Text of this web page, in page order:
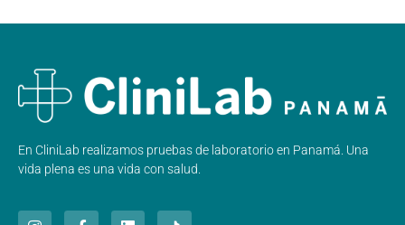
En CliniLab realizamos pruebas de laboratorio en Panamá. Una
vida plena es una vida con salud.